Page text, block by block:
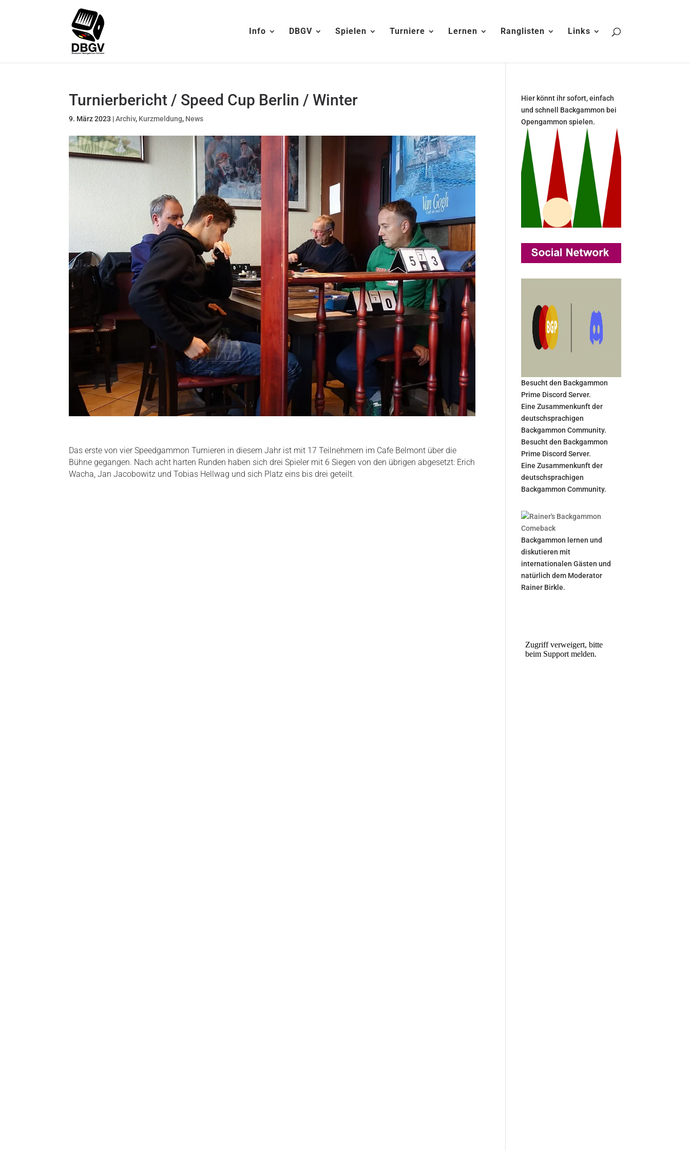
Info DBGV Spielen Turniere Lernen Ranglisten Links
Turnierbericht / Speed Cup Berlin / Winter
9. März 2023 |Archiv, Kurzmeldung, News
Das erste von vier Speedgammon Turnieren in diesem Jahr ist mit 17 Teilnehmern im Cafe Belmont über die
Bühne gegangen. Nach acht harten Runden haben sich drei Spieler mit 6 Siegen von den übrigen abgesetzt: Erich
Wacha, Jan Jacobowitz und Tobias Hellwag und sich Platz eins bis drei geteilt.
Hier könnt ihr sofort, einfach
und schnell Backgammon bei
Opengammon spielen.
Besucht den Backgammon
Prime Discord Server.
Eine Zusammenkunft der
deutschsprachigen
Backgammon Community.
Besucht den Backgammon
Prime Discord Server.
Eine Zusammenkunft der
deutschsprachigen
Backgammon Community.
Backgammon lernen und
diskutieren mit
internationalen Gästen und
natürlich dem Moderator
Rainer Birkle.